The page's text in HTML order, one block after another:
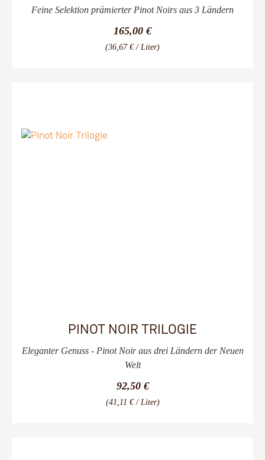
Feine Selektion prämierter Pinot Noirs aus 3 Ländern
165,00 €
(36,67 € / Liter)
PINOT NOIR TRILOGIE
Eleganter Genuss - Pinot Noir aus drei Ländern der Neuen
Welt
92,50 €
(41,11 € / Liter)